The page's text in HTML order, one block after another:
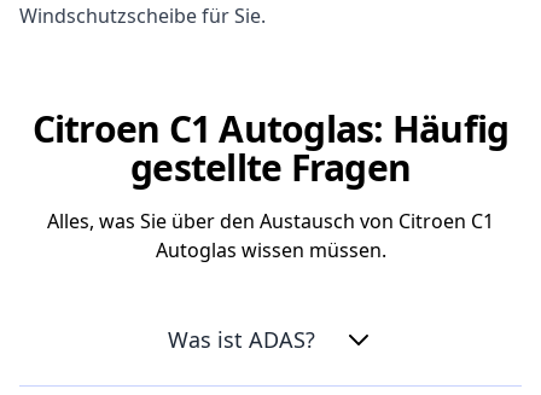
Windschutzscheibe für Sie.
Citroen C1 Autoglas: Häufig
gestellte Fragen
Alles, was Sie über den Austausch von Citroen C1
Autoglas wissen müssen.
Was ist ADAS?